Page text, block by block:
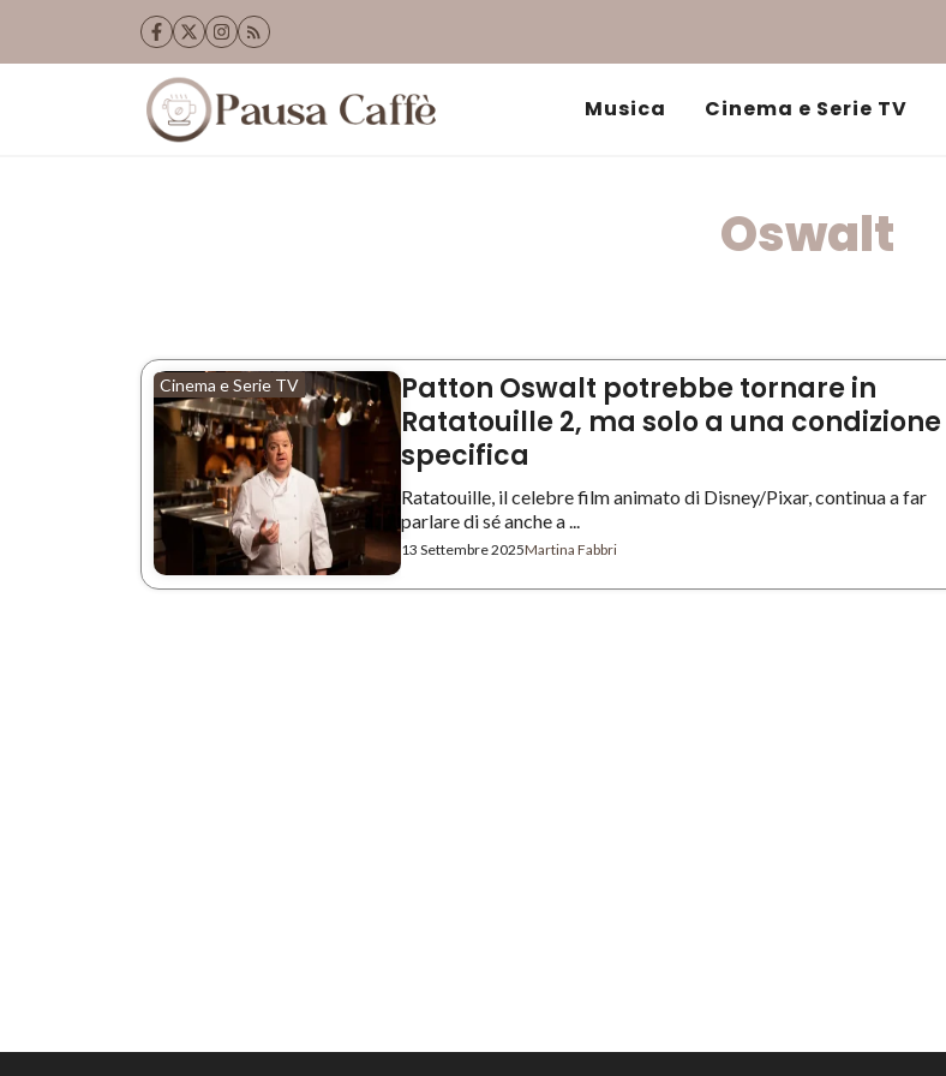
Musica Cinema e Serie TV
Oswalt
Cinema e Serie TV
Patton Oswalt potrebbe tornare in
Ratatouille 2, ma solo a una condizione
specifica
Ratatouille, il celebre film animato di Disney/Pixar, continua a far
parlare di sé anche a ...
13 Settembre 2025Martina Fabbri